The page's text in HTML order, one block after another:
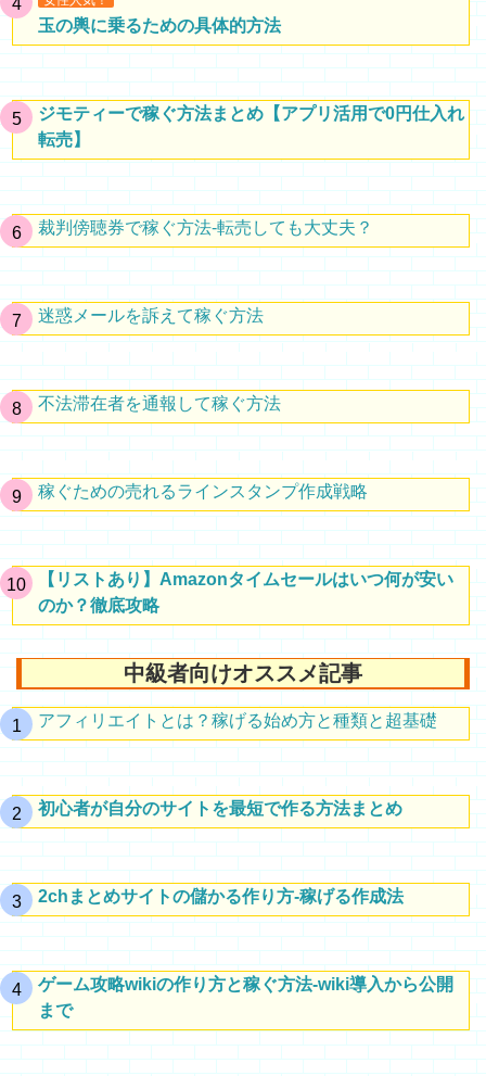
玉の輿に乗るための具体的方法
ジモティーで稼ぐ方法まとめ【アプリ活用で0円仕入れ
転売】
裁判傍聴券で稼ぐ方法-転売しても大丈夫？
迷惑メールを訴えて稼ぐ方法
不法滞在者を通報して稼ぐ方法
稼ぐための売れるラインスタンプ作成戦略
【リストあり】Amazonタイムセールはいつ何が安い
のか？徹底攻略
中級者向けオススメ記事
アフィリエイトとは？稼げる始め方と種類と超基礎
初心者が自分のサイトを最短で作る方法まとめ
2chまとめサイトの儲かる作り方-稼げる作成法
ゲーム攻略wikiの作り方と稼ぐ方法-wiki導入から公開
まで